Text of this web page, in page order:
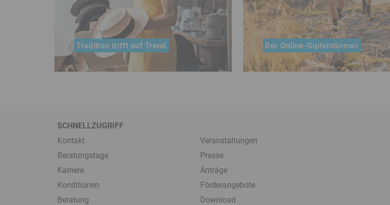
Tradition trifft auf Trend
Wie Hut Mayer in Neuötting mit
Der Online-Gipfelstürmer
Wie sich ein Tourenportal zum
SCHNELLZUGRIFF
Kontakt
Veranstaltungen
Beratungstage
Presse
Karriere
Anträge
Konditionen
Förderangebote
Beratung
Download